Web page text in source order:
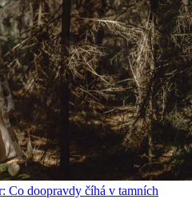
Co doopravdy číhá v tamních